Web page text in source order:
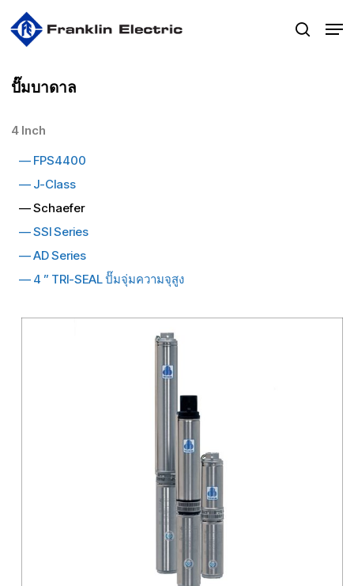
Skip
to
content
search
ปั๊มบาดาล
4 Inch
— FPS4400
— J-Class
— Schaefer
—SSI Series
—AD Series
— 4 ” TRI-SEAL ปั๊มจุ่มความจุสูง